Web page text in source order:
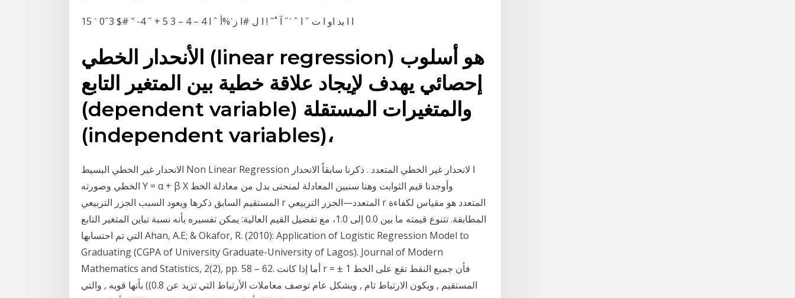
15 ˙ 0˝3 $# ˘ -4 ˝ + 5 3 – 4 – 4 ا ا ید او ا ت ˇ ا ˆ ˙˝ آ ˚˜ ! ا ل #ا ز˙%أ ˆ ا
الأنحدار الخطي (linear regression) هو أسلوب
إحصائي يهدف لإيجاد علاقة خطية بين المتغير التابع
(dependent variable) والمتغيرات المستقلة
(independent variables)،
الانحدار غير الخطي البسيط Non Linear Regression ا لانحدار غير الخطي المتعدد . ذكرنا سابقاً الانحدار
الخطي وصورته Y = α + β X وأوجدنا قيم الثوابت وهنا سنبين المعادلة لمنحنى بدل من معادلة الخط
المستقيم السابق ذكرها ويعود السبب الجزر التربيعي r المتعدد—الجزر التربيعي r المتعدد هو مقياس لكفاءة
المطابقة. تتنوع قيمته ما بين 0.0 إلى 1.0، مع تفضيل القيم العالية: يمكن تفسيره بأنه نسبة تباين المتغير التابع
التي تم احتسابها Ahan, A.E; & Okafor, R. (2010): Application of Logistic Regression Model to
Graduating (CGPA of University Graduate-University of Lagos). Journal of Modern
Mathematics and Statistics, 2(2), pp. 58 – 62. أما إذا كانت r = ± 1 فأن جميع النقط تقع على الخط
المستقيم , ويكون الارتباط تام , وبشكل عام توصف معاملات الأرتباط التي تزيد عن 0.8)) بأنها قويه , والتي